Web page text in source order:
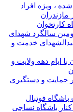
، ویژه افراد
مازندران
کارتخوان
سالگرد شهدای
سیدالشهدای خدمت و
ایام دهه ولایت و
حمایت و دستگیری
فوتبال
باشگاه نساجی